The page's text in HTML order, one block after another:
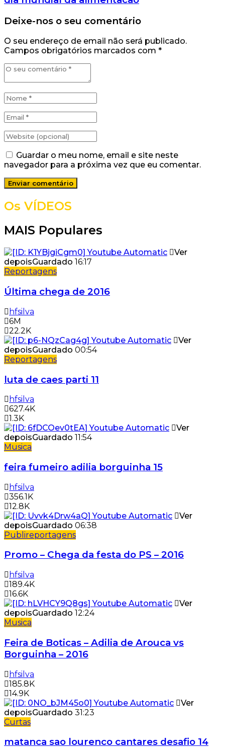
Deixe-nos o seu comentário
O seu endereço de email não será publicado.
Campos obrigatórios marcados com *
Guardar o meu nome, email e site neste
navegador para a próxima vez que eu comentar.
Os VÍDEOS
MAIS Populares
Ver
depoisGuardado 16:17
Reportagens
Última chega de 2016
hfsilva
6M
22.2K
Ver
depoisGuardado 00:54
Reportagens
luta de caes parti 11
hfsilva
627.4K
1.3K
Ver
depoisGuardado 11:54
Musica
feira fumeiro adilia borguinha 15
hfsilva
356.1K
12.8K
Ver
depoisGuardado 06:38
Publireportagens
Promo – Chega da festa do PS – 2016
hfsilva
189.4K
16.6K
Ver
depoisGuardado 12:24
Musica
Feira de Boticas – Adilia de Arouca vs
Borguinha – 2016
hfsilva
185.8K
14.9K
Ver
depoisGuardado 31:23
Curtas
matanca sao lourenco cantares desafio 14